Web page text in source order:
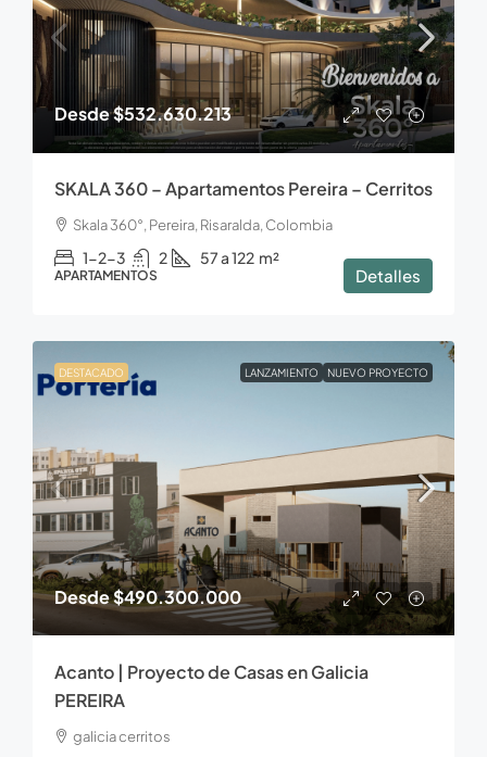
Desde$532.630.213
SKALA 360 – Apartamentos Pereira – Cerritos
Skala 360°, Pereira, Risaralda, Colombia
1-2-3 2 57 a 122 m²
APARTAMENTOS Detalles
DESTACADO LANZAMIENTO NUEVO PROYECTO
Desde$490.300.000
Acanto | Proyecto de Casas en Galicia
PEREIRA
galicia cerritos